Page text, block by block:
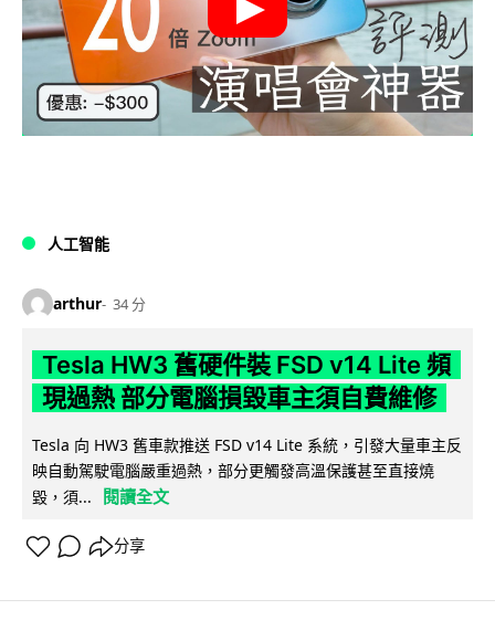
人工智能
arthur 34 分
Tesla HW3 舊硬件裝 FSD v14 Lite 頻
現過熱 部分電腦損毀車主須自費維修
Tesla 向 HW3 舊車款推送 FSD v14 Lite 系統，引發大量車主反
映自動駕駛電腦嚴重過熱，部分更觸發高溫保護甚至直接燒
毀，須...
閱讀全文
分享